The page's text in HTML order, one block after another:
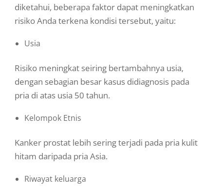
diketahui, beberapa faktor dapat meningkatkan
risiko Anda terkena kondisi tersebut, yaitu:
Usia
Risiko meningkat seiring bertambahnya usia,
dengan sebagian besar kasus didiagnosis pada
pria di atas usia 50 tahun.
Kelompok Etnis
Kanker prostat lebih sering terjadi pada pria kulit
hitam daripada pria Asia.
Riwayat keluarga